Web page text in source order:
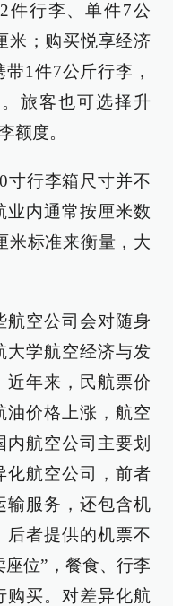
件行李、单件7公
米；购买悦享经济
1件7公斤行李，
旅客也可选择升
额度。
寸行李箱尺寸并不
业内通常按厘米数
米标准来衡量，大
航空公司会对随身
大学航空经济与发
近年来，民航票价
油价格上涨，航空
航空公司主要划
化航空公司，前者
输服务，还包含机
后者提供的机票不
位”，餐食、行李
购买。对差异化航